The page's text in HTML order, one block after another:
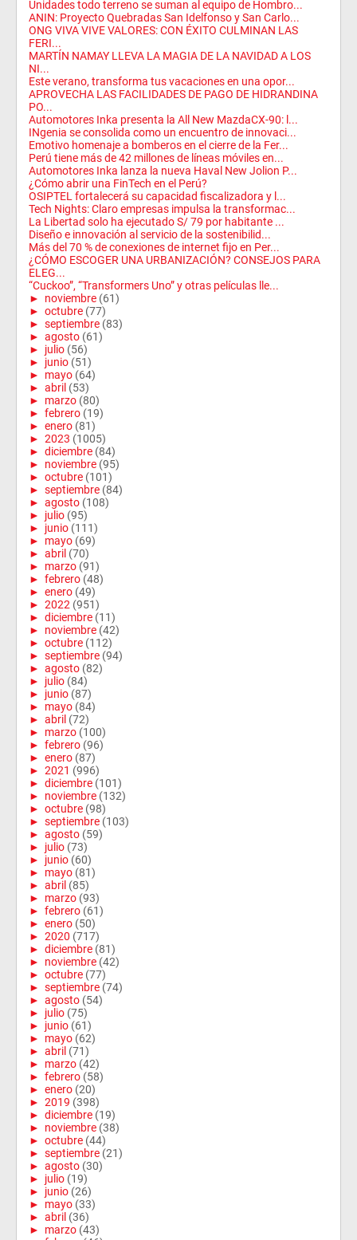
Unidades todo terreno se suman al equipo de Hombro...
ANIN: Proyecto Quebradas San Idelfonso y San Carlo...
ONG VIVA VIVE VALORES: CON ÉXITO CULMINAN LAS
FERI...
MARTÍN NAMAY LLEVA LA MAGIA DE LA NAVIDAD A LOS
NI...
Este verano, transforma tus vacaciones en una opor...
APROVECHA LAS FACILIDADES DE PAGO DE HIDRANDINA
PO...
Automotores Inka presenta la All New MazdaCX-90: l...
INgenia se consolida como un encuentro de innovaci...
Emotivo homenaje a bomberos en el cierre de la Fer...
Perú tiene más de 42 millones de líneas móviles en...
Automotores Inka lanza la nueva Haval New Jolion P...
¿Cómo abrir una FinTech en el Perú?
OSIPTEL fortalecerá su capacidad fiscalizadora y l...
Tech Nights: Claro empresas impulsa la transformac...
La Libertad solo ha ejecutado S/ 79 por habitante ...
Diseño e innovación al servicio de la sostenibilid...
Más del 70 % de conexiones de internet fijo en Per...
¿CÓMO ESCOGER UNA URBANIZACIÓN? CONSEJOS PARA
ELEG...
“Cuckoo”, “Transformers Uno” y otras películas lle...
► noviembre (61)
► octubre (77)
► septiembre (83)
► agosto (61)
► julio (56)
► junio (51)
► mayo (64)
► abril (53)
► marzo (80)
► febrero (19)
► enero (81)
► 2023 (1005)
► diciembre (84)
► noviembre (95)
► octubre (101)
► septiembre (84)
► agosto (108)
► julio (95)
► junio (111)
► mayo (69)
► abril (70)
► marzo (91)
► febrero (48)
► enero (49)
► 2022 (951)
► diciembre (11)
► noviembre (42)
► octubre (112)
► septiembre (94)
► agosto (82)
► julio (84)
► junio (87)
► mayo (84)
► abril (72)
► marzo (100)
► febrero (96)
► enero (87)
► 2021 (996)
► diciembre (101)
► noviembre (132)
► octubre (98)
► septiembre (103)
► agosto (59)
► julio (73)
► junio (60)
► mayo (81)
► abril (85)
► marzo (93)
► febrero (61)
► enero (50)
► 2020 (717)
► diciembre (81)
► noviembre (42)
► octubre (77)
► septiembre (74)
► agosto (54)
► julio (75)
► junio (61)
► mayo (62)
► abril (71)
► marzo (42)
► febrero (58)
► enero (20)
► 2019 (398)
► diciembre (19)
► noviembre (38)
► octubre (44)
► septiembre (21)
► agosto (30)
► julio (19)
► junio (26)
► mayo (33)
► abril (36)
► marzo (43)